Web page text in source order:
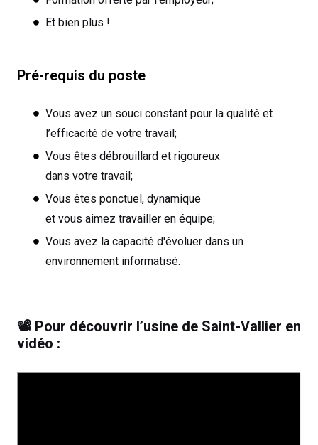
Et bien plus !
Pré-requis du poste
Vous avez un souci constant pour la qualité et
l’efficacité de votre travail;
Vous êtes débrouillard et rigoureux
dans votre travail;
Vous êtes ponctuel, dynamique
et vous aimez travailler en équipe;
Vous avez la capacité d'évoluer dans un
environnement informatisé.
📽️ Pour découvrir l’usine de Saint-Vallier en
vidéo :